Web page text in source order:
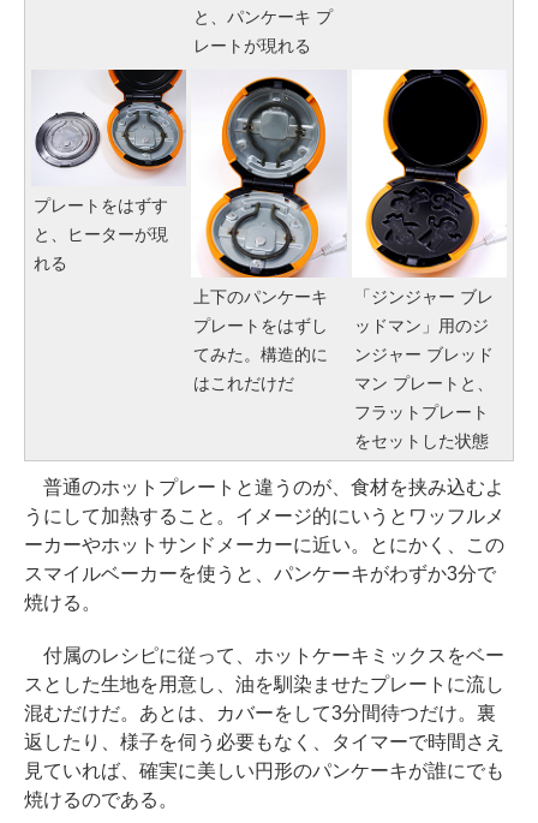
と、パンケーキ プ
レートが現れる
プレートをはずす
と、ヒーターが現
れる
上下のパンケーキ
プレートをはずし
てみた。構造的に
はこれだけだ
「ジンジャー ブレ
ッドマン」用のジ
ンジャー ブレッド
マン プレートと、
フラットプレート
をセットした状態
普通のホットプレートと違うのが、食材を挟み込むよ
うにして加熱すること。イメージ的にいうとワッフルメ
ーカーやホットサンドメーカーに近い。とにかく、この
スマイルベーカーを使うと、パンケーキがわずか3分で
焼ける。
付属のレシピに従って、ホットケーキミックスをベー
スとした生地を用意し、油を馴染ませたプレートに流し
混むだけだ。あとは、カバーをして3分間待つだけ。裏
返したり、様子を伺う必要もなく、タイマーで時間さえ
見ていれば、確実に美しい円形のパンケーキが誰にでも
焼けるのである。